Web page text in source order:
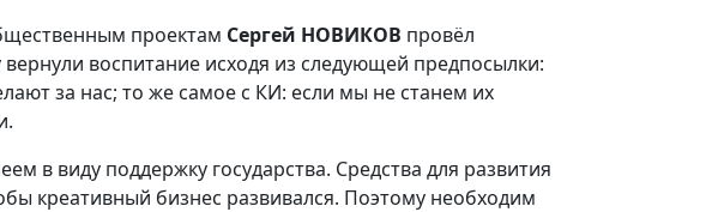
проектам Сергей НОВИКОВ провёл
воспитание исходя из следующей предпосылки:
за нас; то же самое с КИ: если мы не станем их
в виду поддержку государства. Средства для развития
креативный бизнес развивался. Поэтому необходим